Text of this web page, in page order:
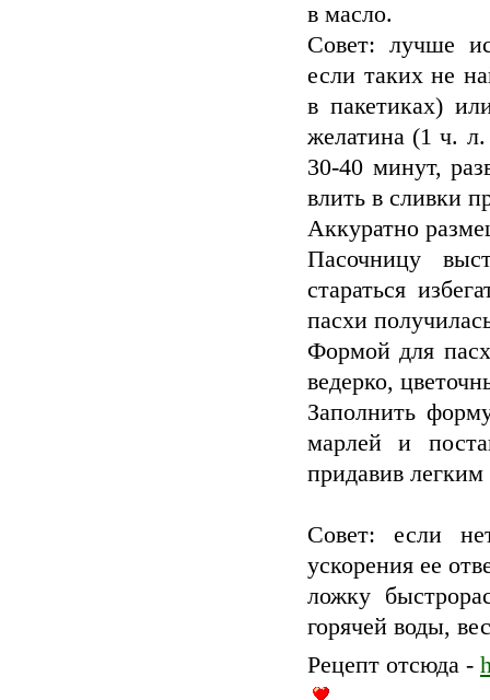
в масло.
Совет: лучше
если таких не
в пакетиках)
желатина (1 ч. л.
30-40 минут,
влить в сливки
Аккуратно
Пасочницу
стараться
пасхи
Формой для
ведерко,
Заполнить
марлей и
придавив
Совет: если
ускорения ее
ложку
горячей воды,
Рецепт отсюда -